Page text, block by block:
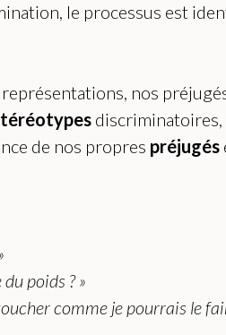
le processus est
nos
discriminatoires,
de nos propres préjugés
poids ? »
comme je pourrais le